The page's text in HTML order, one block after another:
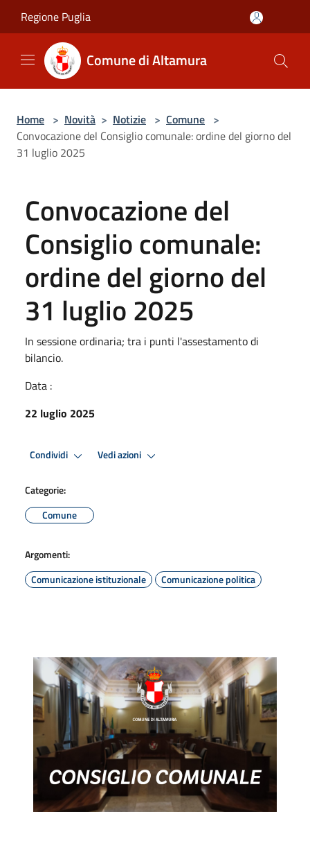
Regione Puglia
Comune di Altamura
Home > Novità > Notizie > Comune >
Convocazione del Consiglio comunale: ordine del giorno del
31 luglio 2025
Convocazione del
Consiglio comunale:
ordine del giorno del
31 luglio 2025
In sessione ordinaria; tra i punti l'assestamento di
bilancio.
Data :
22 luglio 2025
Condividi Vedi azioni
Categorie:
Comune
Argomenti:
Comunicazione istituzionale
Comunicazione politica